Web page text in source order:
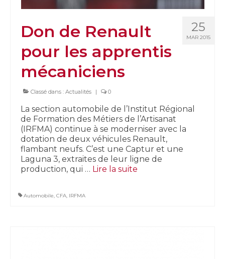
25
MAR 2015
Don de Renault
pour les apprentis
mécaniciens
Classé dans : Actualités | 0
La section automobile de l’Institut Régional
de Formation des Métiers de l’Artisanat
(IRFMA) continue à se moderniser avec la
dotation de deux véhicules Renault,
flambant neufs. C’est une Captur et une
Laguna 3, extraites de leur ligne de
production, qui … Lire la suite­­
Automobile, CFA, IRFMA